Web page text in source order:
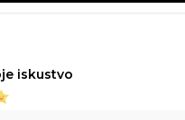
iskustvo